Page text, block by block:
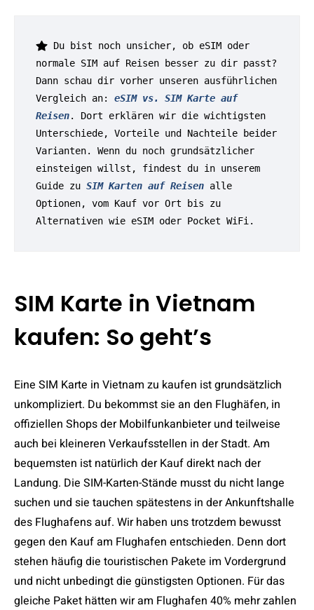
Du bist noch unsicher, ob eSIM oder
normale SIM auf Reisen besser zu dir passt?
Dann schau dir vorher unseren ausführlichen
Vergleich an: eSIM vs. SIM Karte auf
Reisen. Dort erklären wir die wichtigsten
Unterschiede, Vorteile und Nachteile beider
Varianten. Wenn du noch grundsätzlicher
einsteigen willst, findest du in unserem
Guide zu SIM Karten auf Reisen alle
Optionen, vom Kauf vor Ort bis zu
Alternativen wie eSIM oder Pocket WiFi.
SIM Karte in Vietnam
kaufen: So geht’s
Eine SIM Karte in Vietnam zu kaufen ist grundsätzlich
unkompliziert. Du bekommst sie an den Flughäfen, in
offiziellen Shops der Mobilfunkanbieter und teilweise
auch bei kleineren Verkaufsstellen in der Stadt. Am
bequemsten ist natürlich der Kauf direkt nach der
Landung. Die SIM-Karten-Stände musst du nicht lange
suchen und sie tauchen spätestens in der Ankunftshalle
des Flughafens auf. Wir haben uns trotzdem bewusst
gegen den Kauf am Flughafen entschieden. Denn dort
stehen häufig die touristischen Pakete im Vordergrund
und nicht unbedingt die günstigsten Optionen. Für das
gleiche Paket hätten wir am Flughafen 40% mehr zahlen